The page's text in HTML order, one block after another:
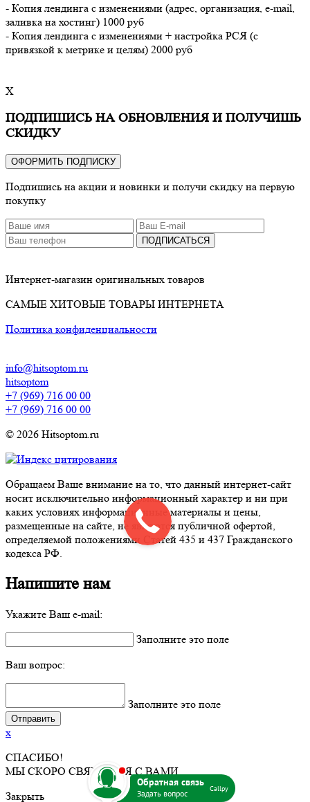
- Копия лендинга с изменениями (адрес, организация, e-mail,
заливка на хостинг) 1000 руб
- Копия лендинга с изменениями + настройка РСЯ (с
привязкой к метрике и целям) 2000 руб
X
ПОДПИШИСЬ НА ОБНОВЛЕНИЯ И ПОЛУЧИШЬ
СКИДКУ
ОФОРМИТЬ ПОДПИСКУ
Подпишись на акции и новинки и получи скидку на первую
покупку
ПОДПИСАТЬСЯ
Интернет-магазин оригинальных товаров
САМЫЕ ХИТОВЫЕ ТОВАРЫ ИНТЕРНЕТА
Политика конфиденциальности
info@hitsoptom.ru
hitsoptom
+7 (969) 716 00 00
+7 (969) 716 00 00
© 2026 Hitsoptom.ru
Обращаем Ваше внимание на то, что данный интернет-сайт
носит исключительно информационный характер и ни при
каких условиях информационные материалы и цены,
размещенные на сайте, не являются публичной офертой,
определяемой положениями Статей 435 и 437 Гражданского
кодекса РФ.
Напишите нам
Укажите Ваш e-mail:
Заполните это поле
Ваш вопрос:
Заполните это поле
x
СПАСИБО!
МЫ СКОРО СВЯЖЕМСЯ С ВАМИ.
Закрыть
Callpy
b